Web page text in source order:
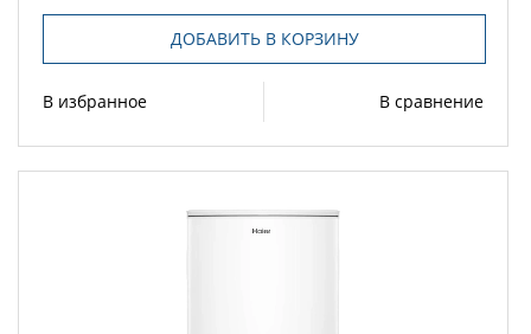
ДОБАВИТЬ В КОРЗИНУ
В избранное В сравнение